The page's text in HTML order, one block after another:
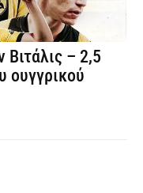
– 2,5
ουγγρικού